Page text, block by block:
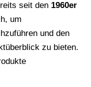
seit den 1960er
um
und den
zu bieten.